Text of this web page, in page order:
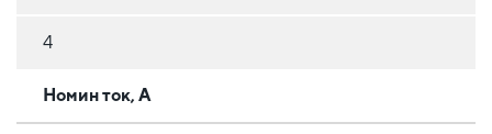
4
Номин ток, А